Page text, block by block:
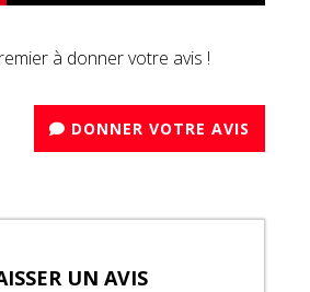
à donner votre avis !
DONNER VOTRE AVIS
UN AVIS